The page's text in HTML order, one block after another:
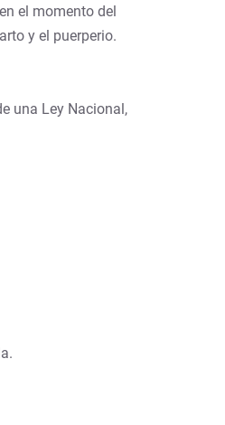
el momento del
y el puerperio.
una Ley Nacional,